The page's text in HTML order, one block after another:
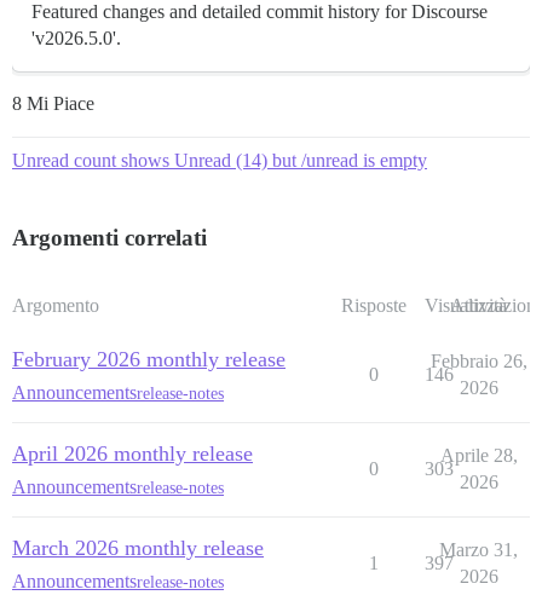
Featured changes and detailed commit history for Discourse
'v2026.5.0'.
8 Mi Piace
Unread count shows Unread (14) but /unread is empty
Argomenti correlati
Argomento Risposte Visualizzazioni
Attività
February 2026 monthly release
Announcementsrelease-notes
0 146
Febbraio 26,
2026
April 2026 monthly release
Announcementsrelease-notes
0 303
Aprile 28,
2026
March 2026 monthly release
Announcementsrelease-notes
1 397
Marzo 31,
2026